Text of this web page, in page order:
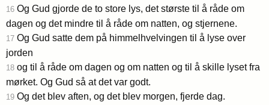
16 Og Gud gjorde de to store lys, det største til å råde om
dagen og det mindre til å råde om natten, og stjernene.
17 Og Gud satte dem på himmelhvelvingen til å lyse over
jorden
18 og til å råde om dagen og om natten og til å skille lyset fra
mørket. Og Gud så at det var godt.
19 Og det blev aften, og det blev morgen, fjerde dag.